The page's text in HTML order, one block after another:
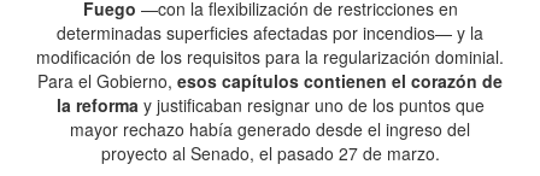
Fuego —con la flexibilización de restricciones en
determinadas superficies afectadas por incendios— y la
modificación de los requisitos para la regularización dominial.
Para el Gobierno, esos capítulos contienen el corazón de
la reforma y justificaban resignar uno de los puntos que
mayor rechazo había generado desde el ingreso del
proyecto al Senado, el pasado 27 de marzo.